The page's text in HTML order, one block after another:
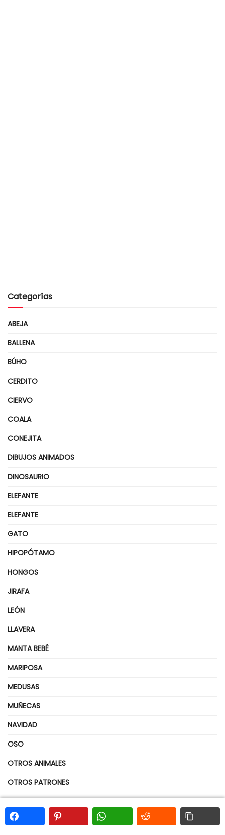
Categorías
ABEJA
BALLENA
BÚHO
CERDITO
CIERVO
COALA
CONEJITA
DIBUJOS ANIMADOS
DINOSAURIO
ELEFANTE
ELEFANTE
GATO
HIPOPÓTAMO
HONGOS
JIRAFA
LEÓN
LLAVERA
MANTA BEBÉ
MARIPOSA
MEDUSAS
MUÑECAS
NAVIDAD
OSO
OTROS ANIMALES
OTROS PATRONES
OVEJA
PÁJARO